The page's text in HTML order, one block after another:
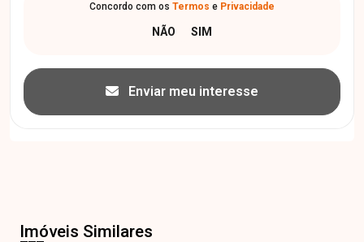
Concordo com os Termos e Privacidade
Enviar meu interesse
Imóveis Similares